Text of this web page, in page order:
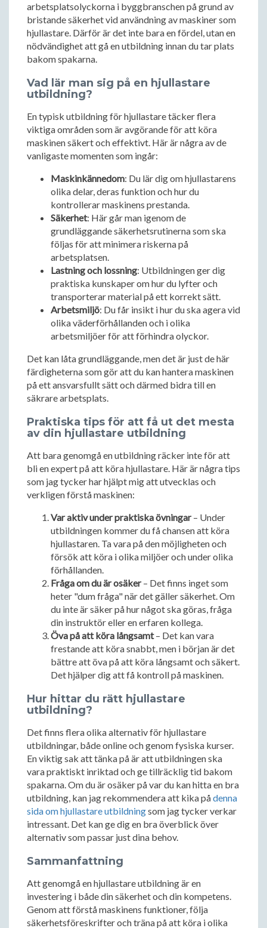
arbetsplatsolyckorna i byggbranschen på grund av
bristande säkerhet vid användning av maskiner som
hjullastare. Därför är det inte bara en fördel, utan en
nödvändighet att gå en utbildning innan du tar plats
bakom spakarna.
Vad lär man sig på en hjullastare
utbildning?
En typisk utbildning för hjullastare täcker flera
viktiga områden som är avgörande för att köra
maskinen säkert och effektivt. Här är några av de
vanligaste momenten som ingår:
Maskinkännedom: Du lär dig om hjullastarens
olika delar, deras funktion och hur du
kontrollerar maskinens prestanda.
Säkerhet: Här går man igenom de
grundläggande säkerhetsrutinerna som ska
följas för att minimera riskerna på
arbetsplatsen.
Lastning och lossning: Utbildningen ger dig
praktiska kunskaper om hur du lyfter och
transporterar material på ett korrekt sätt.
Arbetsmiljö: Du får insikt i hur du ska agera vid
olika väderförhållanden och i olika
arbetsmiljöer för att förhindra olyckor.
Det kan låta grundläggande, men det är just de här
färdigheterna som gör att du kan hantera maskinen
på ett ansvarsfullt sätt och därmed bidra till en
säkrare arbetsplats.
Praktiska tips för att få ut det mesta
av din hjullastare utbildning
Att bara genomgå en utbildning räcker inte för att
bli en expert på att köra hjullastare. Här är några tips
som jag tycker har hjälpt mig att utvecklas och
verkligen förstå maskinen:
Var aktiv under praktiska övningar– Under
utbildningen kommer du få chansen att köra
hjullastaren. Ta vara på den möjligheten och
försök att köra i olika miljöer och under olika
förhållanden.
Fråga om du är osäker– Det finns inget som
heter "dum fråga" när det gäller säkerhet. Om
du inte är säker på hur något ska göras, fråga
din instruktör eller en erfaren kollega.
Öva på att köra långsamt– Det kan vara
frestande att köra snabbt, men i början är det
bättre att öva på att köra långsamt och säkert.
Det hjälper dig att få kontroll på maskinen.
Hur hittar du rätt hjullastare
utbildning?
Det finns flera olika alternativ för hjullastare
utbildningar, både online och genom fysiska kurser.
En viktig sak att tänka på är att utbildningen ska
vara praktiskt inriktad och ge tillräcklig tid bakom
spakarna. Om du är osäker på var du kan hitta en bra
utbildning, kan jag rekommendera att kika pådenna
sida om hjullastare utbildningsom jag tycker verkar
intressant. Det kan ge dig en bra överblick över
alternativ som passar just dina behov.
Sammanfattning
Att genomgå en hjullastare utbildning är en
investering i både din säkerhet och din kompetens.
Genom att förstå maskinens funktioner, följa
säkerhetsföreskrifter och träna på att köra i olika